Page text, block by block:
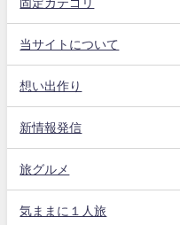
当サイトについて
想い出作り
新情報発信
旅グルメ
気ままに１人旅